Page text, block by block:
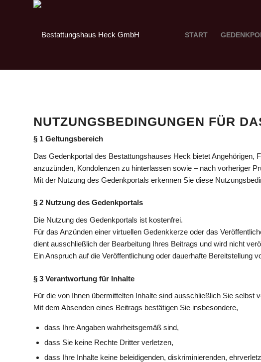
START
NUTZUNGSBEDINGUNGEN FÜR
§ 1 Geltungsbereich
Das Gedenkportal des Bestattungshauses Heck bietet Angehörigen,
anzuzünden, Kondolenzen zu hinterlassen sowie – nach vorheriger
Mit der Nutzung des Gedenkportals erkennen Sie diese
§ 2 Nutzung des Gedenkportals
Die Nutzung des Gedenkportals ist kostenfrei.
Für das Anzünden einer virtuellen Gedenkkerze oder das
dient ausschließlich der Bearbeitung Ihres Beitrags und wird nicht
Ein Anspruch auf die Veröffentlichung oder dauerhafte Bereitstellung
§ 3 Verantwortung für Inhalte
Für die von Ihnen übermittelten Inhalte sind ausschließlich Sie selbst
Mit dem Absenden eines Beitrags bestätigen Sie insbesondere,
dass Ihre Angaben wahrheitsgemäß sind,
dass Sie keine Rechte Dritter verletzen,
dass Ihre Inhalte keine beleidigenden, diskriminierenden,